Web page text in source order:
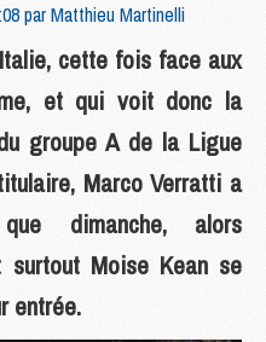
parMatthieu Martinelli
cette fois face aux
et qui voit donc la
groupe A de la Ligue
Marco Verratti a
dimanche, alors
surtout Moise Kean se
entrée.